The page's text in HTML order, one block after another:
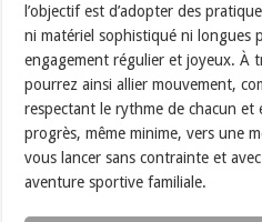
l’objectif est d’adopter des
ni matériel sophistiqué ni longues
engagement régulier et joyeux. À
pourrez ainsi allier mouvement,
respectant le rythme de chacun
progrès, même minime, vers une
vous lancer sans contrainte et
aventure sportive familiale.